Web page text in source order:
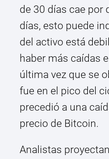
de 30 días cae por
días, esto puede
del activo está
haber más caídas
última vez que se
fue en el pico del
precedió a una
precio de Bitcoin.
Analistas